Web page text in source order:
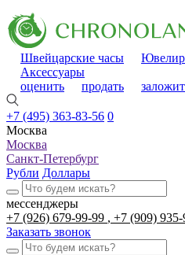
Швейцарские часы
Аксессуары
оценить
продать
+7 (495) 363-83-56 0
Москва
Москва
Санкт-Петербург
Рубли Доллары
мессенджеры
+7 (926) 679-99-99
+7 (909)
Заказать звонок